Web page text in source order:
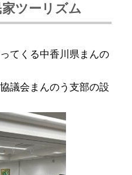
ツーリズム
てくる中香川県まんの
議会まんのう支部の設